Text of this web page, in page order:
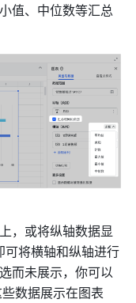
值、中位数等汇总
，或将纵轴数据显
可将横轴和纵轴进行
而未展示，你可以
数据展示在图表